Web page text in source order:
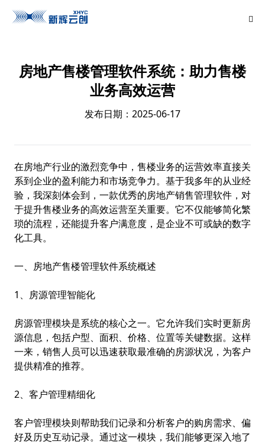
房地产售楼管理软件系统：助力售楼
业务高效运营
发布日期：2025-06-17
在房地产行业的激烈竞争中，售楼业务的运营效率直接关
系到企业的盈利能力和市场竞争力。基于我多年的从业经
验，我深刻体会到，一款优秀的房地产销售管理软件 ，对
于提升售楼业务的高效运营至关重要。它不仅能够简化繁
琐的流程，还能提升客户满意度，是企业不可或缺的数字
化工具。
一、房地产售楼管理软件系统概述
1、房源管理智能化
房源管理模块是系统的核心之一。它允许我们实时更新房
源信息，包括户型、面积、价格、位置等关键数据。这样
一来，销售人员可以迅速获取最准确的房源状况，为客户
提供精准的推荐。
2、客户管理精细化
客户管理模块则帮助我们记录和分析客户的购房需求、偏
好及历史互动记录。通过这一模块，我们能够更深入地了